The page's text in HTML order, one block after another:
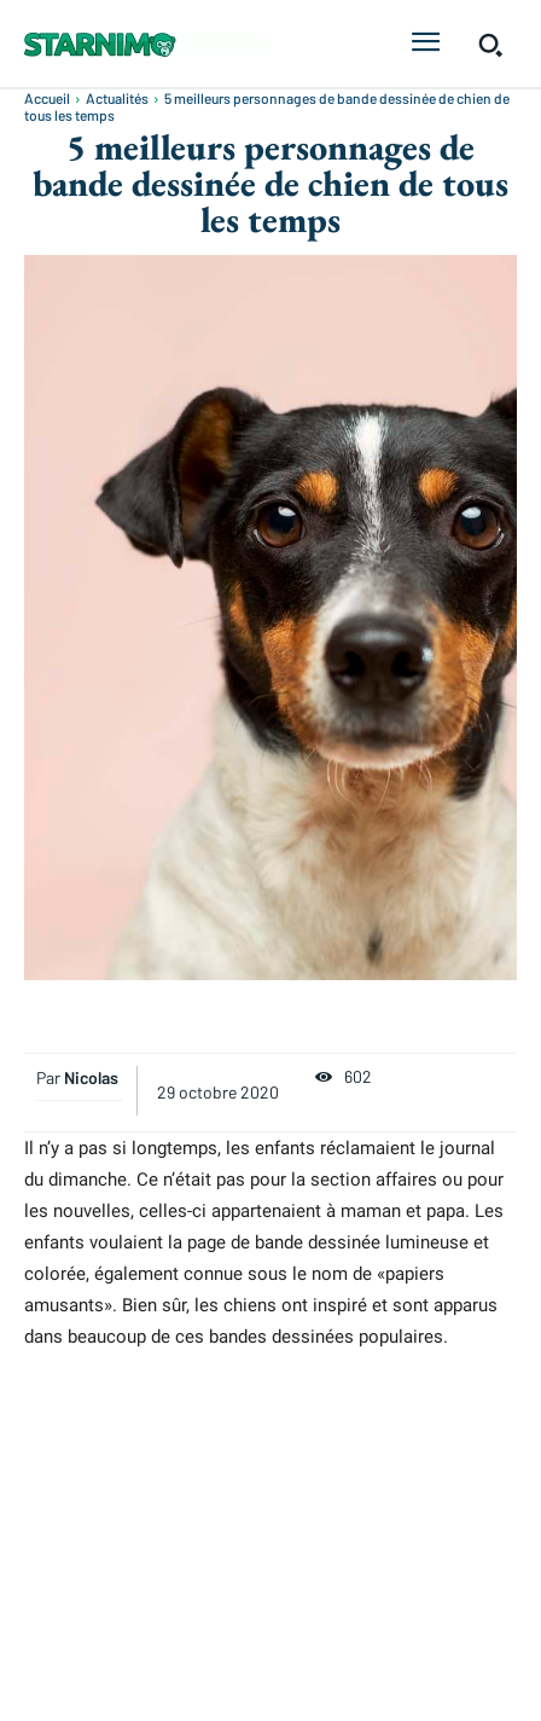
Accueil Actualités
5 meilleurs personnages de bande dessinée de chien de
tous les temps
5 meilleurs personnages de
bande dessinée de chien de tous
les temps
Par Nicolas
29 octobre 2020
602
Il n’y a pas si longtemps, les enfants réclamaient le journal
du dimanche. Ce n’était pas pour la section affaires ou pour
les nouvelles, celles-ci appartenaient à maman et papa. Les
enfants voulaient la page de bande dessinée lumineuse et
colorée, également connue sous le nom de «papiers
amusants». Bien sûr, les chiens ont inspiré et sont apparus
dans beaucoup de ces bandes dessinées populaires.